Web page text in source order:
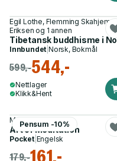
Egil Lothe, Flemming Skahjem-
Eriksen og 1 annen
Tibetansk buddhisme i
Innbundet |Norsk, Bokmål
599,-544,-
Nettlager
Klikk&Hent
Pensum -10%
Matthieu Ricard
Art of Meditation
Pocket| Engelsk
179,-161,-